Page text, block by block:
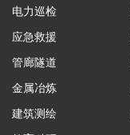
电力巡检
应急救援
管廊隧道
金属冶炼
建筑测绘